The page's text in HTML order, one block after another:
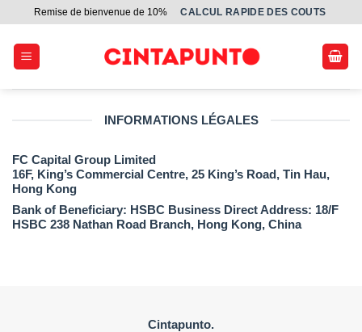
Passer
contenu
Remise de bienvenue de 10% СALCUL RAPIDE DES COUTS
INFORMATIONS LÉGALES
FC Capital Group Limited
16F, King’s Commercial Centre, 25 King’s Road, Tin Hau,
Hong Kong
Bank of Beneficiary: HSBC Business Direct Address: 18/F
HSBC 238 Nathan Road Branch, Hong Kong, China
Cintapunto.